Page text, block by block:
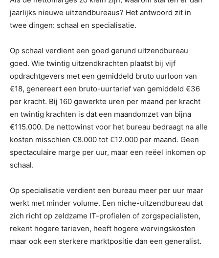
jaarlijks nieuwe uitzendbureaus? Het antwoord zit in
twee dingen: schaal en specialisatie.
Op schaal verdient een goed gerund uitzendbureau
goed. Wie twintig uitzendkrachten plaatst bij vijf
opdrachtgevers met een gemiddeld bruto uurloon van
€18, genereert een bruto-uurtarief van gemiddeld €36
per kracht. Bij 160 gewerkte uren per maand per kracht
en twintig krachten is dat een maandomzet van bijna
€115.000. De nettowinst voor het bureau bedraagt na alle
kosten misschien €8.000 tot €12.000 per maand. Geen
spectaculaire marge per uur, maar een reëel inkomen op
schaal.
Op specialisatie verdient een bureau meer per uur maar
werkt met minder volume. Een niche-uitzendbureau dat
zich richt op zeldzame IT-profielen of zorgspecialisten,
rekent hogere tarieven, heeft hogere wervingskosten
maar ook een sterkere marktpositie dan een generalist.